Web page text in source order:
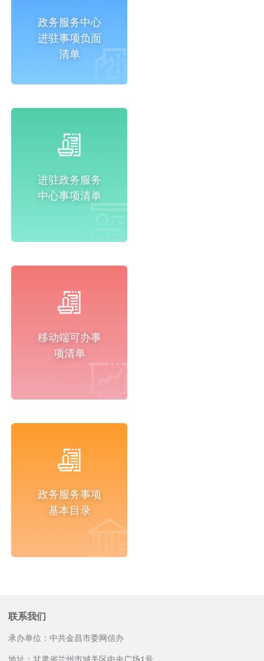
政务服务中心
进驻事项负面
清单
进驻政务服务
中心事项清单
移动端可办事
项清单
政务服务事项
基本目录
联系我们
承办单位：中共金昌市委网信办
地址：甘肃省兰州市城关区中央广场1号